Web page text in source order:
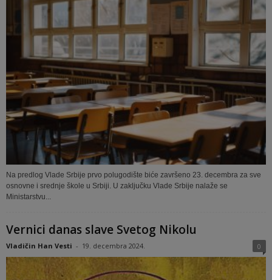
Na predlog Vlade Srbije prvo polugodište biće završeno 23. decembra za sve
osnovne i srednje škole u Srbiji. U zaključku Vlade Srbije nalaže se
Ministarstvu...
Vernici danas slave Svetog Nikolu
Vladičin Han Vesti - 19. decembra 2024. 0